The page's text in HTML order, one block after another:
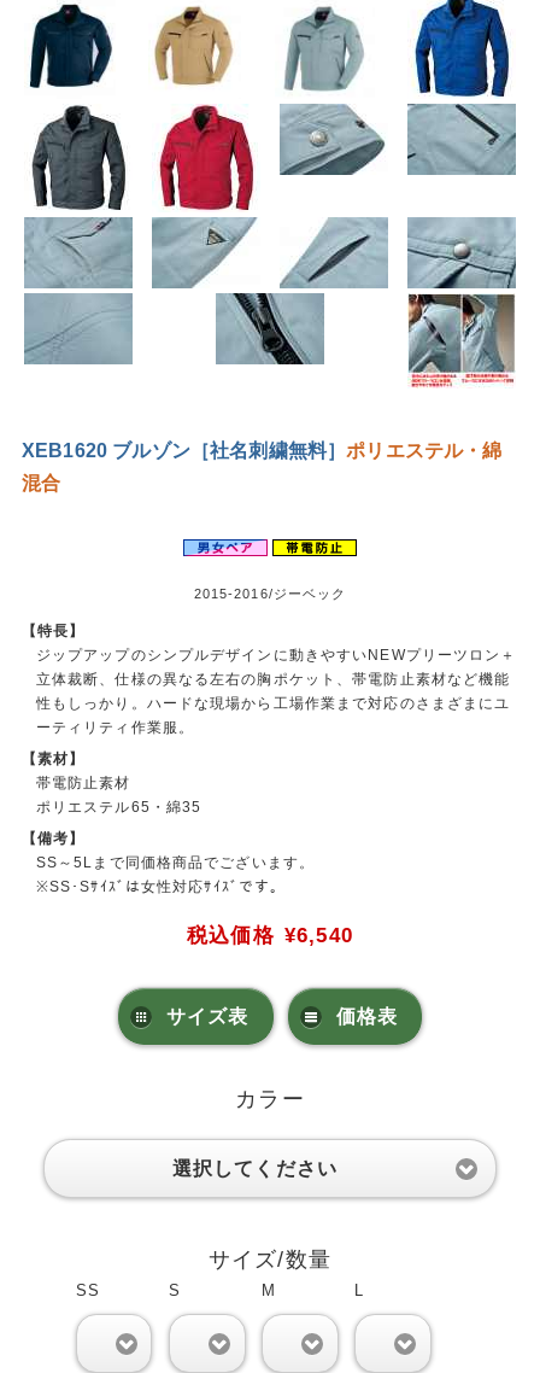
XEB1620 ブルゾン［社名刺繍無料］ポリエステル・綿
混合
2015-2016/ジーベック
【特長】
ジップアップのシンプルデザインに動きやすいNEWプリーツロン＋
立体裁断、仕様の異なる左右の胸ポケット、帯電防止素材など機能
性もしっかり。ハードな現場から工場作業まで対応のさまざまにユ
ーティリティ作業服。
【素材】
帯電防止素材
ポリエステル65・綿35
【備考】
SS～5Lまで同価格商品でございます。
※SS･Sｻｲｽﾞは女性対応ｻｲｽﾞです。
税込価格 ¥6,540
サイズ表 価格表
カラー
選択してください
サイズ/数量
SS S M